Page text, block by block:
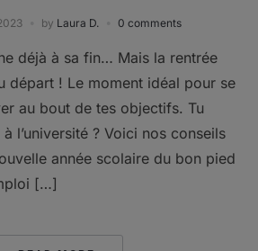
by Laura D. 0 comments
déjà à sa fin… Mais la rentrée
départ ! Le moment idéal pour se
au bout de tes objectifs. Tu
l’université ? Voici nos conseils
année scolaire du bon pied
[…]